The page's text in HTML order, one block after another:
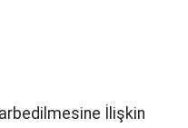
İlişkin